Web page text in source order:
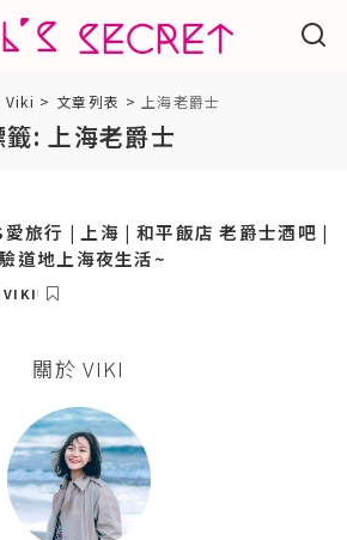
Viki > 文章列表 > 上海老爵士
籤:上海老爵士
愛旅行 | 上海 | 和平飯店 老爵士酒吧 |
道地上海夜生活~
VIKI
關於 VIKI